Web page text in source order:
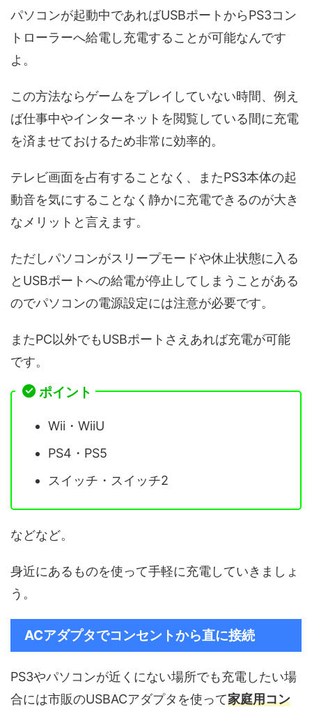
パソコンが起動中であればUSBポートからPS3コン
トローラーへ給電し充電することが可能なんです
よ。
この方法ならゲームをプレイしていない時間、例え
ば仕事中やインターネットを閲覧している間に充電
を済ませておけるため非常に効率的。
テレビ画面を占有することなく、またPS3本体の起
動音を気にすることなく静かに充電できるのが大き
なメリットと言えます。
ただしパソコンがスリープモードや休止状態に入る
とUSBポートへの給電が停止してしまうことがある
のでパソコンの電源設定には注意が必要です。
またPC以外でもUSBポートさえあれば充電が可能
です。
ポイント
Wii・WiiU
PS4・PS5
スイッチ・スイッチ2
などなど。
身近にあるものを使って手軽に充電していきましょ
う。
ACアダプタでコンセントから直に接続
PS3やパソコンが近くにない場所でも充電したい場
合には市販のUSBACアダプタを使って家庭用コン